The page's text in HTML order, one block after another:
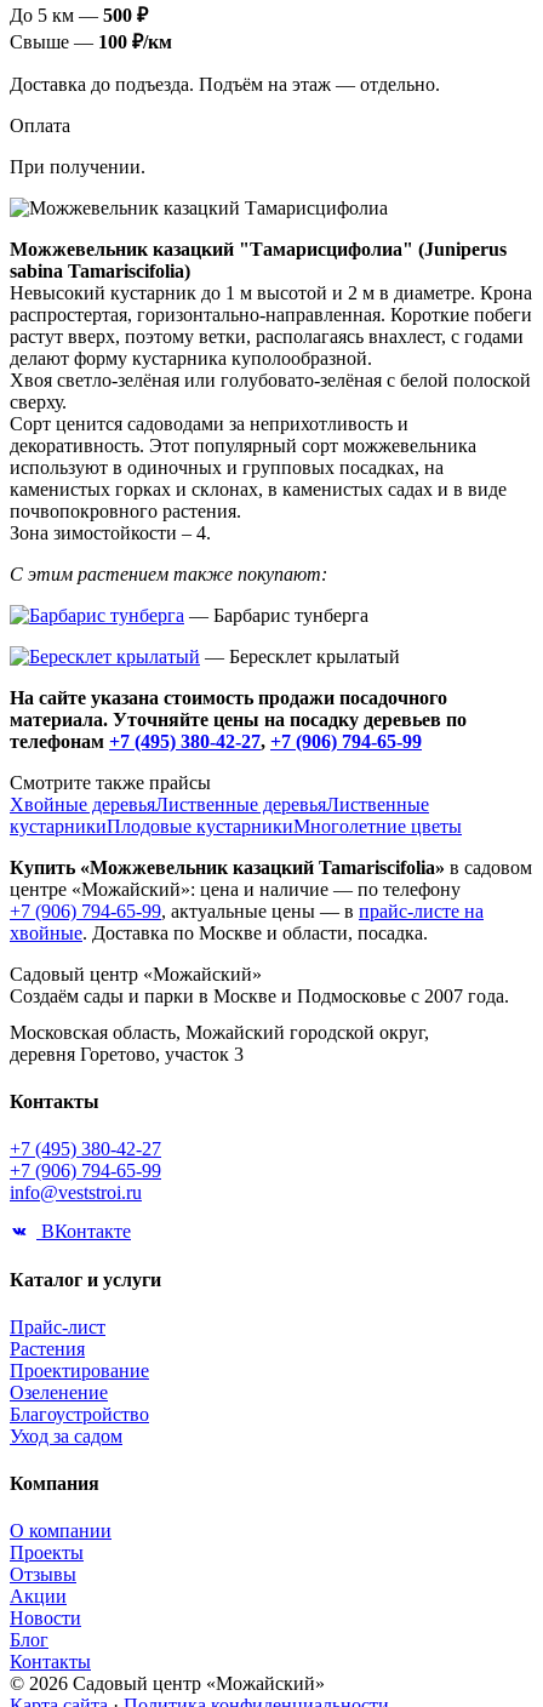
До 5 км — 500 ₽
Свыше — 100 ₽/км
Доставка до подъезда. Подъём на этаж — отдельно.
Оплата
При получении.
Можжевельник казацкий "Тамарисцифолиа" (Juniperus
sabina Tamariscifolia)
Невысокий кустарник до 1 м высотой и 2 м в диаметре. Крона
распростертая, горизонтально-направленная. Короткие побеги
растут вверх, поэтому ветки, располагаясь внахлест, с годами
делают форму кустарника куполообразной.
Хвоя светло-зелёная или голубовато-зелёная с белой полоской
сверху.
Сорт ценится садоводами за неприхотливость и
декоративность. Этот популярный сорт можжевельника
используют в одиночных и групповых посадках, на
каменистых горках и склонах, в каменистых садах и в виде
почвопокровного растения.
Зона зимостойкости – 4.
С этим растением также покупают:
— Барбарис тунберга
— Бересклет крылатый
На сайте указана стоимость продажи посадочного
материала. Уточняйте цены на посадку деревьев по
телефонам +7 (495) 380-42-27, +7 (906) 794-65-99
Смотрите также прайсы
Хвойные деревьяЛиственные деревьяЛиственные
кустарникиПлодовые кустарникиМноголетние цветы
Купить «Можжевельник казацкий Tamariscifolia» в садовом
центре «Можайский»: цена и наличие — по телефону
+7 (906) 794-65-99, актуальные цены — в прайс-листе на
хвойные. Доставка по Москве и области, посадка.
Садовый центр «Можайский»
Создаём сады и парки в Москве и Подмосковье с 2007 года.
Московская область, Можайский городской округ,
деревня Горетово, участок 3
Контакты
+7 (495) 380-42-27
+7 (906) 794-65-99
info@veststroi.ru
ВКонтакте
Каталог и услуги
Прайс-лист
Растения
Проектирование
Озеленение
Благоустройство
Уход за садом
Компания
О компании
Проекты
Отзывы
Акции
Новости
Блог
Контакты
© 2026 Садовый центр «Можайский»